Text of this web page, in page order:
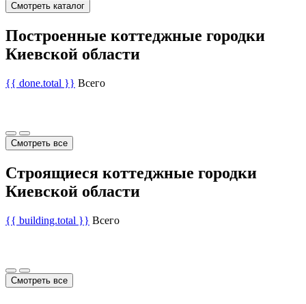
Смотреть каталог
Построенные коттеджные городки
Киевской области
{{ done.total }} Всего
Смотреть все
Строящиеся коттеджные городки
Киевской области
{{ building.total }} Всего
Смотреть все